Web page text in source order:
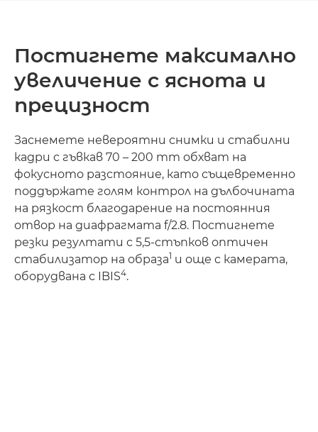
Постигнете максимално
увеличение с яснота и
прецизност
Заснемете невероятни снимки и стабилни
кадри с гъвкав 70 – 200 mm обхват на
фокусното разстояние, като същевременно
поддържате голям контрол на дълбочината
на рязкост благодарение на постоянния
отвор на диафрагмата f/2.8. Постигнете
резки резултати с 5,5-стъпков оптичен
стабилизатор на образа1 и още с камерата,
оборудвана с IBIS4.